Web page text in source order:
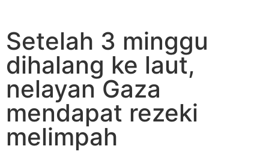
Setelah 3 minggu
dihalang ke laut,
nelayan Gaza
mendapat rezeki
melimpah